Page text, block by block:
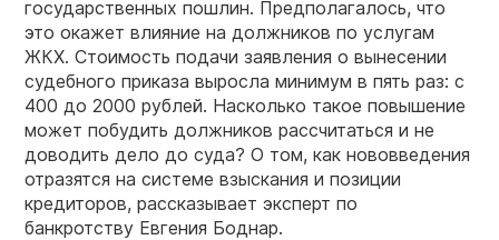
государственных пошлин. Предполагалось, что
это окажет влияние на должников по услугам
ЖКХ. Стоимость подачи заявления о вынесении
судебного приказа выросла минимум в пять раз: с
400 до 2000 рублей. Насколько такое повышение
может побудить должников рассчитаться и не
доводить дело до суда? О том, как нововведения
отразятся на системе взыскания и позиции
кредиторов, рассказывает эксперт по
банкротству Евгения Боднар.